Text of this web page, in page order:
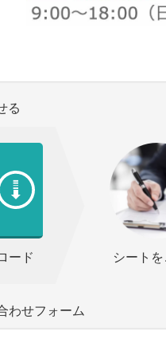
る
ード シート
わせフォーム